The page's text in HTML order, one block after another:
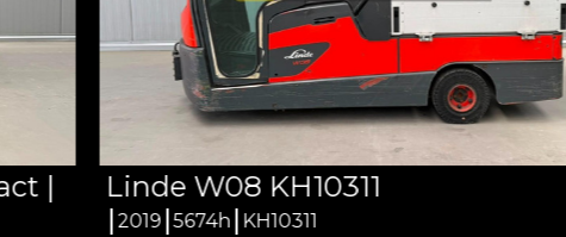
Linde W08 KH10311
5674h KH10311